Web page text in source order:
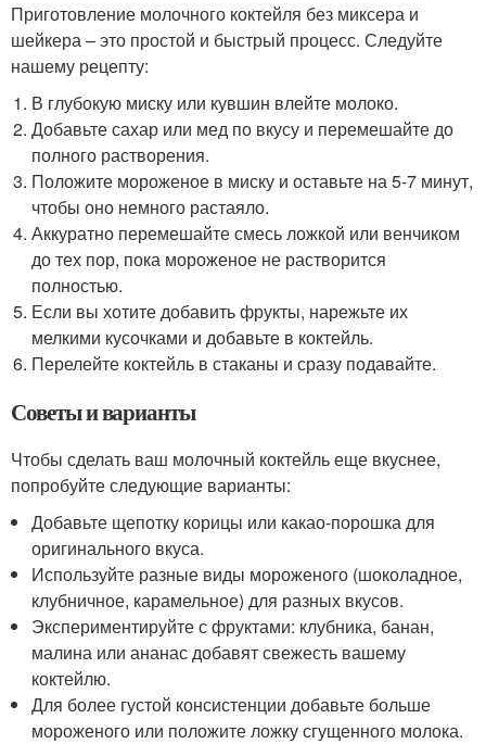
Приготовление молочного коктейля без миксера и
шейкера – это простой и быстрый процесс. Следуйте
нашему рецепту:
В глубокую миску или кувшин влейте молоко.
Добавьте сахар или мед по вкусу и перемешайте до
полного растворения.
Положите мороженое в миску и оставьте на 5-7 минут,
чтобы оно немного растаяло.
Аккуратно перемешайте смесь ложкой или венчиком
до тех пор, пока мороженое не растворится
полностью.
Если вы хотите добавить фрукты, нарежьте их
мелкими кусочками и добавьте в коктейль.
Перелейте коктейль в стаканы и сразу подавайте.
Советы и варианты
Чтобы сделать ваш молочный коктейль еще вкуснее,
попробуйте следующие варианты:
Добавьте щепотку корицы или какао-порошка для
оригинального вкуса.
Используйте разные виды мороженого (шоколадное,
клубничное, карамельное) для разных вкусов.
Экспериментируйте с фруктами: клубника, банан,
малина или ананас добавят свежесть вашему
коктейлю.
Для более густой консистенции добавьте больше
мороженого или положите ложку сгущенного молока.